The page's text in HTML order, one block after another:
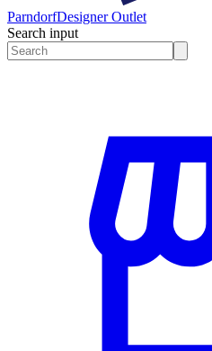
ParndorfDesigner Outlet
Search input